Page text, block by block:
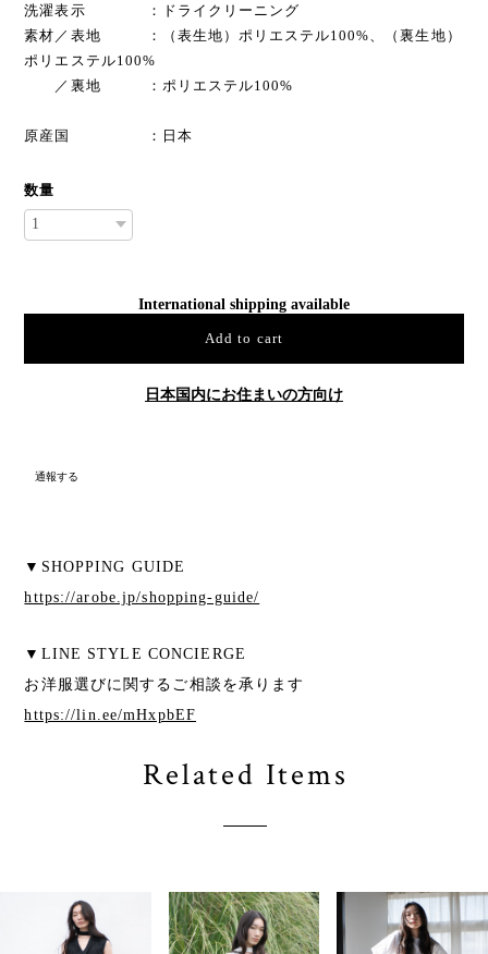
洗濯表示 ：ドライクリーニング
素材／表地 ：（表生地）ポリエステル100%、（裏生地）
ポリエステル100%
／裏地 ：ポリエステル100%
原産国 ：日本
数量
International shipping available
Add to cart
日本国内にお住まいの方向け
通報する
▼SHOPPING GUIDE
https://arobe.jp/shopping-guide/
▼LINE STYLE CONCIERGE
お洋服選びに関するご相談を承ります
https://lin.ee/mHxpbEF
Related Items